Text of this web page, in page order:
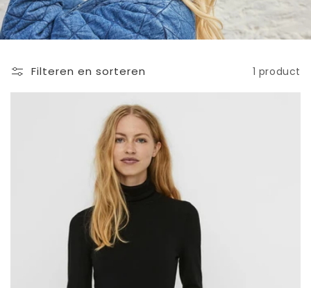
Filteren en sorteren 1 product